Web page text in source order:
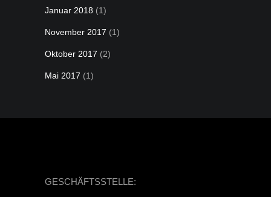
Januar 2018 (1)
November 2017 (1)
Oktober 2017 (2)
Mai 2017 (1)
GESCHÄFTSSTELLE: